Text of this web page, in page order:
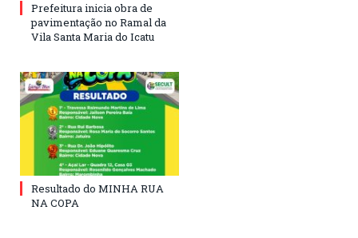
Prefeitura inicia obra de
pavimentação no Ramal da
Vila Santa Maria do Icatu
Resultado do MINHA RUA
NA COPA